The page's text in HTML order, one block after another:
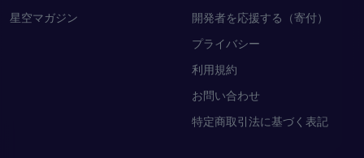
星空マガジン
開発者を応援する（寄付）
プライバシー
利用規約
お問い合わせ
特定商取引法に基づく表記